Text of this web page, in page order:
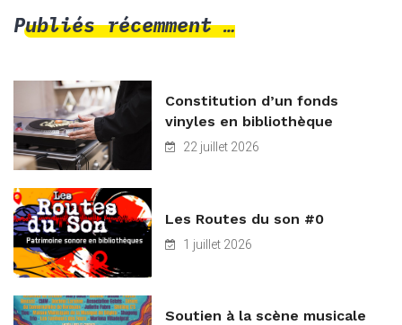
Publiés récemment …
Constitution d’un fonds
vinyles en bibliothèque
22 juillet 2026
Les Routes du son #0
1 juillet 2026
Soutien à la scène musicale